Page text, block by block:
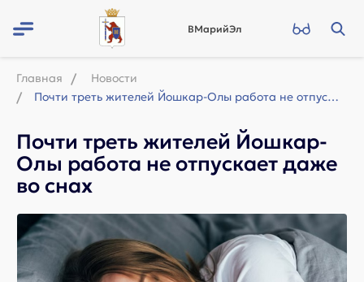
ВМарийЭл
Главная
Новости
Почти треть жителей Йошкар-Олы работа не отпускает даже во снах
Почти треть жителей Йошкар-
Олы работа не отпускает даже
во снах